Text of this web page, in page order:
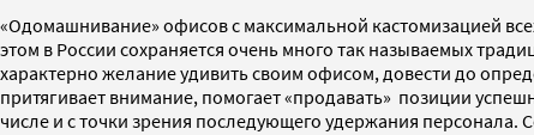
«Одомашнивание» офисов с максимальной кастомизацией
этом в России сохраняется очень много так называемых
характерно желание удивить своим офисом, довести до
притягивает внимание, помогает «продавать» позиции
числе и с точки зрения последующего удержания персонала.